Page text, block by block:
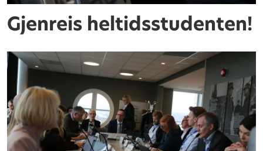
Gjenreis heltidsstudenten!